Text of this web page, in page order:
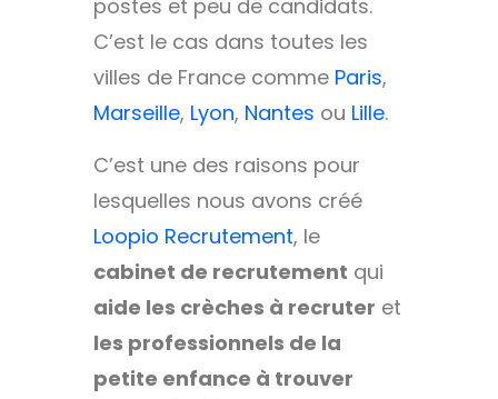
postes et peu de candidats.
C’est le cas dans toutes les
villes de France comme Paris,
Marseille, Lyon, Nantes ou Lille.
C’est une des raisons pour
lesquelles nous avons créé
Loopio Recrutement, le
cabinet de recrutement qui
aide les crèches à recruter et
les professionnels de la
petite enfance à trouver